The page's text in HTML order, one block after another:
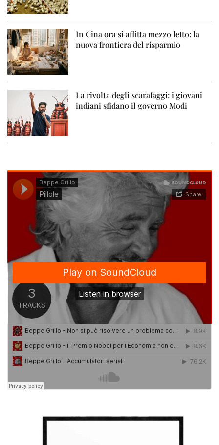
In Cina ora si affitta mezzo letto: la
nuova frontiera del risparmio
La rivolta degli scarafaggi: i giovani
indiani sfidano il governo Modi